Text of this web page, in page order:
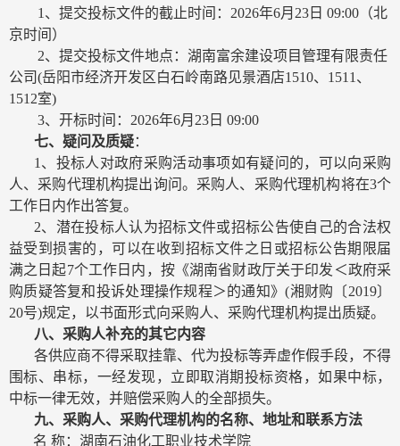
1 、提交投标文件的截止时间： 2026年6月 23 日 09:00 （北
京时间）
2、提交投标文件地点： 湖南富余建设项目管理有限责任
公司(岳阳市经济开发区白石岭南路见景酒店1510、 1511 、
1512室)
3、开标时间： 2026年6月 23 日 09:00
七、疑问及质疑：
1 、投标人对政府采购活动事项如有疑问的，可以向采购
人、采购代理机构提出询问。采购人、采购代理机构将在3个
工作日内作出答复。
2、潜在投标人认为招标文件或招标公告使自己的合法权
益受到损害的，可以在收到招标文件之日或招标公告期限届
满之日起7个工作日内，按《湖南省财政厅关于印发＜政府采
购质疑答复和投诉处理操作规程＞的通知》(湘财购〔2019〕
20号)规定，以书面形式向采购人、采购代理机构提出质疑。
八、 采购人补充的其它内容
各供应商不得采取挂靠、代为投标等弄虚作假手段，不得
围标、串标，一经发现，立即取消期投标资格，如果中标，
中标一律无效，并赔偿采购人的全部损失。
九、采购人、采购代理机构的名称、地址和联系方法
名 称： 湖南石油化工职业技术学院